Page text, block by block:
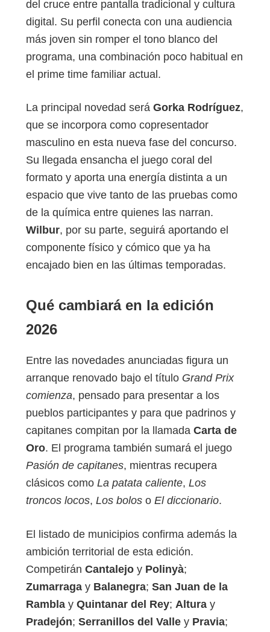
del cruce entre pantalla tradicional y cultura
digital. Su perfil conecta con una audiencia
más joven sin romper el tono blanco del
programa, una combinación poco habitual en
el prime time familiar actual.
La principal novedad será Gorka Rodríguez,
que se incorpora como copresentador
masculino en esta nueva fase del concurso.
Su llegada ensancha el juego coral del
formato y aporta una energía distinta a un
espacio que vive tanto de las pruebas como
de la química entre quienes las narran.
Wilbur, por su parte, seguirá aportando el
componente físico y cómico que ya ha
encajado bien en las últimas temporadas.
Qué cambiará en la edición
2026
Entre las novedades anunciadas figura un
arranque renovado bajo el título Grand Prix
comienza, pensado para presentar a los
pueblos participantes y para que padrinos y
capitanes compitan por la llamada Carta de
Oro. El programa también sumará el juego
Pasión de capitanes, mientras recupera
clásicos como La patata caliente, Los
troncos locos, Los bolos o El diccionario.
El listado de municipios confirma además la
ambición territorial de esta edición.
Competirán Cantalejo y Polinyà;
Zumarraga y Balanegra; San Juan de la
Rambla y Quintanar del Rey; Altura y
Pradejón; Serranillos del Valle y Pravia;